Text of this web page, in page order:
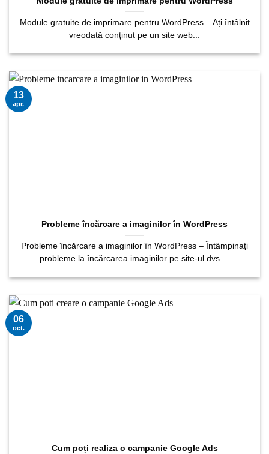
Module gratuite de imprimare pentru WordPress – Ați întâlnit
vreodată conținut pe un site web...
Probleme încărcare a imaginilor în WordPress
Probleme încărcare a imaginilor în WordPress – Întâmpinați
probleme la încărcarea imaginilor pe site-ul dvs....
13
apr.
Cum poți realiza o campanie Google Ads
06
oct.